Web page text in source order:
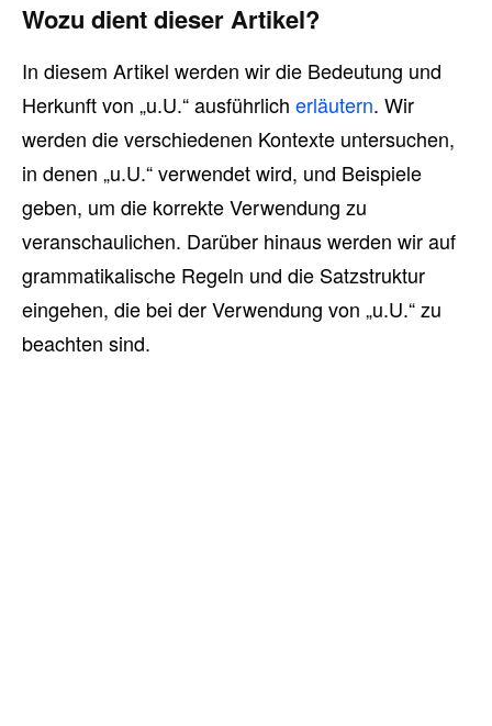
Wozu dient dieser Artikel?
In diesem Artikel werden wir die Bedeutung und
Herkunft von „u.U.“ ausführlich erläutern. Wir
werden die verschiedenen Kontexte untersuchen,
in denen „u.U.“ verwendet wird, und Beispiele
geben, um die korrekte Verwendung zu
veranschaulichen. Darüber hinaus werden wir auf
grammatikalische Regeln und die Satzstruktur
eingehen, die bei der Verwendung von „u.U.“ zu
beachten sind.